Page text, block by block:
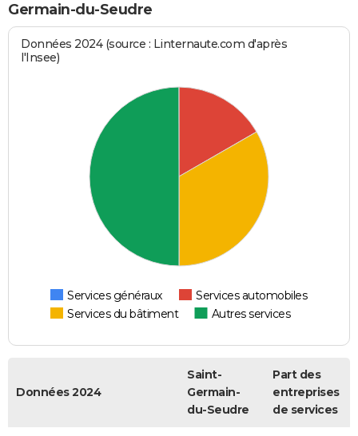
Germain-du-Seudre
Données 2024 (source : Linternaute.com d'après
l'Insee)
Services généraux
Services automobiles
Services du bâtiment
Autres services
Données 2024
Saint-
Germain-
du-Seudre
Part des
entreprises
de services